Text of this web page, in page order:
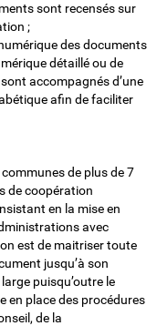
sont recensés sur
;
des documents
détaillé ou de
accompagnés d’une
afin de faciliter
de plus de 7
de coopération
en la mise en
avec
est de maitriser toute
jusqu’à son
puisqu’outre le
en place des procédures
de la